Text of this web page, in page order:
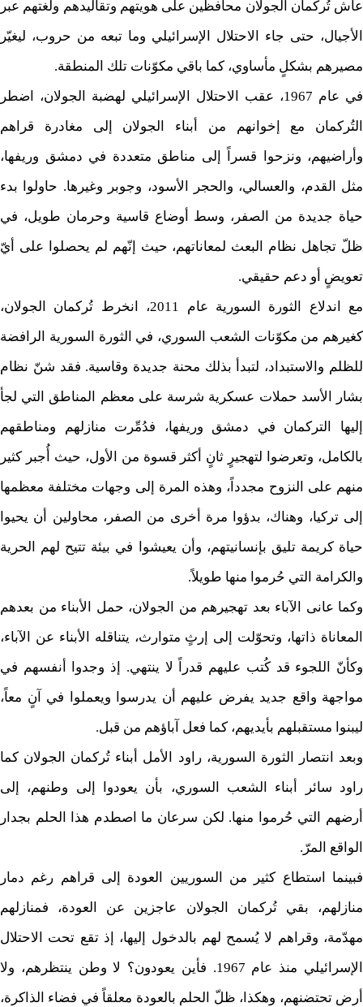
عاش تُركمان الجولان محافظين على هويتهم وتقاليدهم ولغتهم عبر
الأجيال، حتى جاء الاحتلال الإسرائيلي وما تبعه من حروب، ليغيّر
مصيرهم بشكلٍ مأساوي، كما باقي مكوّنات تلك المنطقة.
في عام 1967، عقب الاحتلال الإسرائيلي لهضبة الجولان، اضطر
التُركمان مع إخوانهم من أبناء الجولان إلى مغادرة قراهم
وأراضيهم، ونزحوا قسراً إلى مناطق متعددة في دمشق وريفها،
مثل القدم، والعسالي، والحجر الأسود، وجوبر وغيرها. حاولوا بدء
حياة جديدة من الصفر، وسط أوضاع قاسية وحرمان طويل، في
ظلّ تجاهل نظام البعث لمعاناتهم، حيث إنّهم لم يحصلوا على أيّ
تعويضٍ أو دعم حقيقي.
مع اندلاع الثورة السورية عام 2011، انخرط تُركمان الجولان،
كغيرهم من مكوّنات الشعب السوري، في الثورة السورية الرافضة
للظلم والاستبداد، لتبدأ بذلك محنة جديدة وقاسية. فقد شنّ نظام
بشار الأسد حملات عسكرية شرسة على معظم المناطق التي لجأ
إليها التركمان في دمشق وريفها، فدُمِّرت منازلهم ومناطقهم
بالكامل، وتعرضوا لتهجيرٍ ثانٍ أكثر قسوة من الأول، حيث أُجبر كثير
منهم على النزوح مجدداً، وهذه المرة إلى وجهات مختلفة معظمها
إلى تركيا، وهناك، بدؤوا مرة أخرى من الصفر، محاولين أن يحيوا
حياة كريمة تليق بإنسانيتهم، وأن يعيشوا في بيئة تتيح لهم الحرية
والكرامة التي حُرموا منها طويلاً.
وكما عانى الآباء بعد تهجيرهم من الجولان، حمل الأبناء من بعدهم
المعاناة ذاتها، وتحوّلت إلى إرثٍ متوارث، يتناقله الأبناء عن الآباء،
وكأنّ اللجوء قد كُتب عليهم قدراً لا ينتهي. إذ وجدوا أنفسهم في
مواجهة واقع جديد يفرض عليهم أن يدرسوا ويعملوا في آنٍ معاً،
ليبنوا مستقبلهم بأيديهم، كما فعل آباؤهم من قبل.
وبعد انتصار الثورة السورية، راود الأمل أبناء تُركمان الجولان كما
راود سائر أبناء الشعب السوري، بأن يعودوا إلى وطنهم، إلى
أرضهم التي حُرموا منها. لكن سرعان ما اصطدم هذا الحلم بجدار
الواقع المرّ.
فبينما استطاع كثير من السوريين العودة إلى قراهم رغم دمار
منازلهم، بقي تُركمان الجولان عاجزين عن العودة، فمنازلهم
مهدّمة، وقراهم لا يُسمح لهم بالدخول إليها، إذ تقع تحت الاحتلال
الإسرائيلي منذ عام 1967. فأين يعودون؟ لا وطن ينتظرهم، ولا
أرض تحتضنهم، وهكذا، ظلّ الحلم بالعودة معلقاً في فضاء الذاكرة،